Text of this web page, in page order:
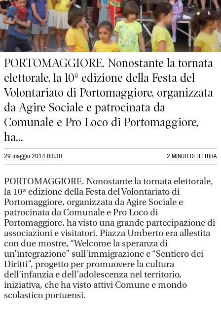
PORTOMAGGIORE. Nonostante la tornata
elettorale, la 10ª edizione della Festa del
Volontariato di Portomaggiore, organizzata
da Agire Sociale e patrocinata da
Comunale e Pro Loco di Portomaggiore,
ha...
29 maggio 2014 03:30 2 MINUTI DI LETTURA
PORTOMAGGIORE. Nonostante la tornata elettorale,
la 10ª edizione della Festa del Volontariato di
Portomaggiore, organizzata da Agire Sociale e
patrocinata da Comunale e Pro Loco di
Portomaggiore, ha visto una grande partecipazione di
associazioni e visitatori. Piazza Umberto era allestita
con due mostre, “Welcome la speranza di
un’integrazione” sull’immigrazione e “Sentiero dei
Diritti”, progetto per promuovere la cultura
dell’infanzia e dell’adolescenza nel territorio,
iniziativa, che ha visto attivi Comune e mondo
scolastico portuensi.